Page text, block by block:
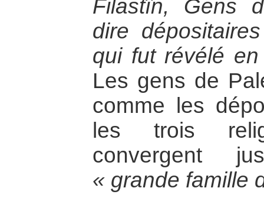
Filastîn, Gens
dire
qui fut révélé
Les gens de
comme les
les trois
convergent
« grande famille